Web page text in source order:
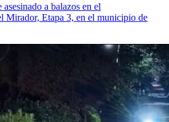
a balazos en el
Mirador, Etapa 3, en el municipio de